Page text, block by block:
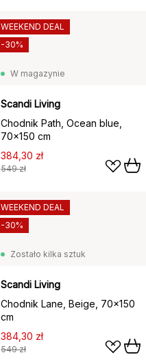
W magazynie
Scandi Living
Chodnik Path, Ocean blue,
70x150 cm
384,30 zł
549 zł
WEEKEND DEAL
-30%
Zostało kilka sztuk
Scandi Living
Chodnik Lane, Beige, 70x150
cm
384,30 zł
549 zł
WEEKEND DEAL
-30%